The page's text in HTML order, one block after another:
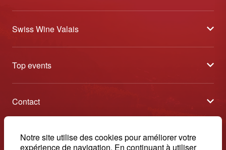
Notre site utilise des cookies pour améliorer votre
expérience de navigation. En continuant à utiliser
Swiss Wine Valais
À propos
Blog
Top events
Caves Ouvertes
Tavolata
Etoiles du Valais
Contact
Swiss Wine Valais - Avenue de la Gare 2 - CP 144 - 1964
français